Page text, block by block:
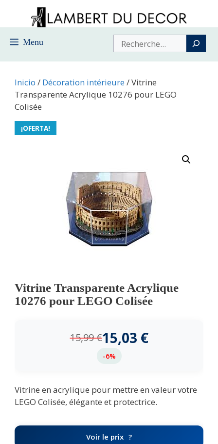
contenido
Menu Buscar
Inicio / Décoration intérieure/ Vitrine
Transparente Acrylique 10276 pour LEGO
Colisée
¡OFERTA!
Vitrine Transparente Acrylique
10276 pour LEGO Colisée
15,99€15,03 €
-6%
Vitrine en acrylique pour mettre en valeur votre
LEGO Colisée, élégante et protectrice.
Voir le prix